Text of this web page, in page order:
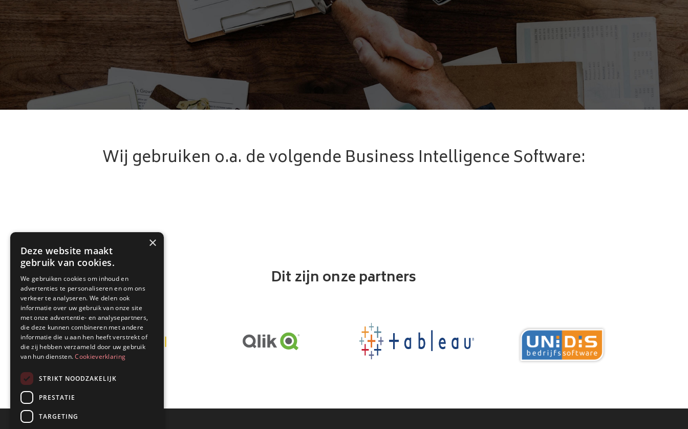
Wij gebruiken o.a. de volgende Business Intelligence Software:
Dit zijn onze partners
×
Deze website maakt
gebruik van cookies.
We gebruiken cookies om inhoud en
advertenties te personaliseren en om ons
verkeer te analyseren. We delen ook
informatie over uw gebruik van onze site
met onze advertentie- en analysepartners,
die deze kunnen combineren met andere
informatie die u aan hen heeft verstrekt of
die zij hebben verzameld door uw gebruik
van hun diensten.Cookieverklaring
STRIKT NOODZAKELIJK
PRESTATIE
TARGETING